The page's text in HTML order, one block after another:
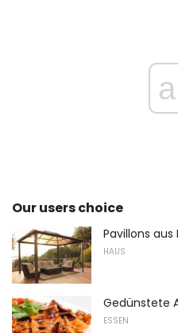
Our users choice
Pavillons
HAUS
Gedünstete
ESSEN